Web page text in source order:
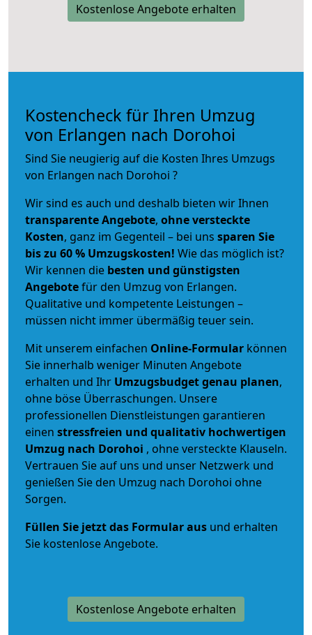
Kostenlose Angebote erhalten
Kostencheck für Ihren Umzug
von Erlangen nach Dorohoi
Sind Sie neugierig auf die Kosten Ihres Umzugs
von Erlangen nach Dorohoi ?
Wir sind es auch und deshalb bieten wir Ihnen
transparente Angebote, ohne versteckte
Kosten, ganz im Gegenteil – bei uns sparen Sie
bis zu 60 % Umzugskosten! Wie das möglich ist?
Wir kennen die besten und günstigsten
Angebotefür den Umzug von Erlangen.
Qualitative und kompetente Leistungen –
müssen nicht immer übermäßig teuer sein.
Mit unserem einfachen Online-Formular können
Sie innerhalb weniger Minuten Angebote
erhalten und Ihr Umzugsbudgetgenau planen,
ohne böse Überraschungen. Unsere
professionellen Dienstleistungen garantieren
einen stressfreien und qualitativ hochwertigen
Umzug nach Dorohoi , ohne versteckte Klauseln.
Vertrauen Sie auf uns und unser Netzwerk und
genießen Sie den Umzug nach Dorohoi ohne
Sorgen.
Füllen Sie jetzt das Formular aus und erhalten
Sie kostenlose Angebote.
Kostenlose Angebote erhalten